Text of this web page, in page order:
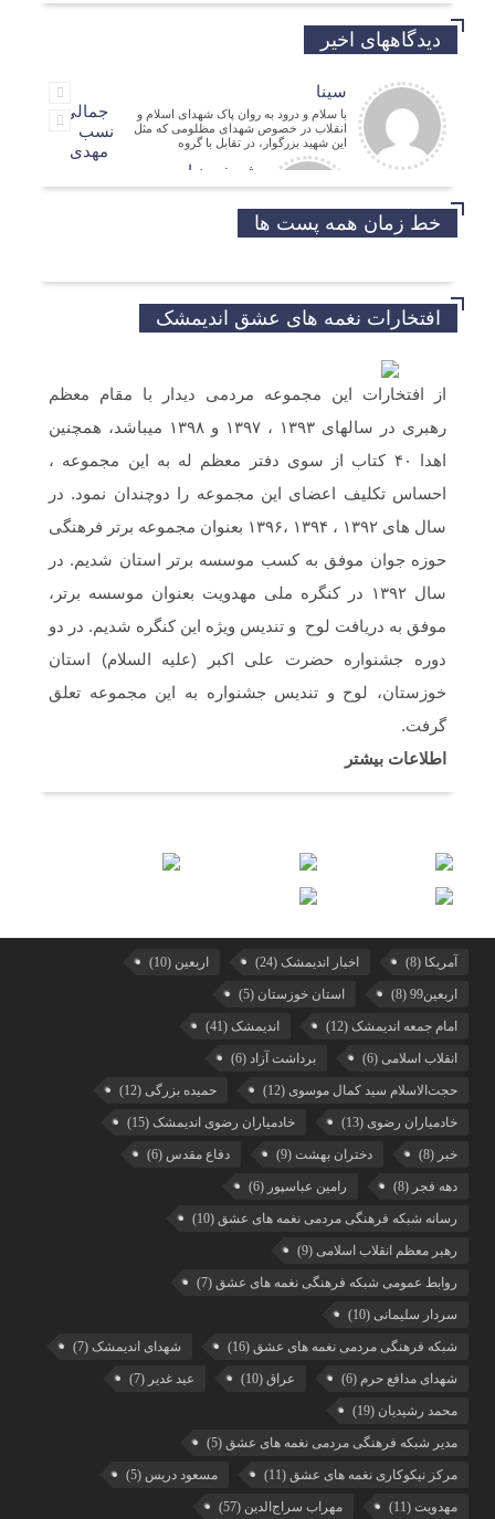
دیدگاههای اخیر
سینا
با سلام و درود به روان پاک شهدای اسلام و
انقلاب در خصوص شهدای مظلومی که مثل
این شهید بزرگوار، در تقابل با گروه
جمالی
نسب
مهدی
شریفی نیا
مدیر فرهنگی
سلام و ارادت. بله از طریق خط تلفن شما در
حسین
سلام خسته نباشین فایل صوتی بیکلام سرود
حجاب فاطمی رو می خواستم .(دختران
خط زمان همه پست ها
افتخارات نغمه های عشق اندیمشک
از افتخارات این مجموعه مردمی دیدار با مقام معظم
رهبری در سالهای ۱۳۹۳ ، ۱۳۹۷ و ۱۳۹۸ میباشد، همچنین
اهدا ۴۰ کتاب از سوی دفتر معظم له به این مجموعه ،
احساس تکلیف اعضای این مجموعه را دوچندان نمود. در
سال های ۱۳۹۲ ، ۱۳۹۴ ،۱۳۹۶ بعنوان مجموعه برتر فرهنگی
حوزه جوان موفق به کسب موسسه برتر استان شدیم. در
سال ۱۳۹۲ در کنگره ملی مهدویت بعنوان موسسه برتر،
موفق به دریافت لوح و تندیس ویژه این کنگره شدیم. در دو
دوره جشنواره حضرت علی اکبر (علیه السلام) استان
خوزستان، لوح و تندیس جشنواره به این مجموعه تعلق
گرفت.
اطلاعات بیشتر
آمریکا (8) اخبار اندیمشک (24) اربعین (10)
اربعین99 (8) استان خوزستان (5)
امام جمعه اندیمشک (12) اندیمشک (41)
انقلاب اسلامی (6) برداشت آزاد (6)
حجت‌الاسلام سید کمال موسوی (12) حمیده بزرگی (12)
خادمیاران رضوی (13) خادمیاران رضوی اندیمشک (15)
خبر (8) دختران بهشت (9) دفاع مقدس (6)
دهه فجر (8) رامین عباسپور (6)
رسانه شبکه فرهنگی مردمی نغمه های عشق (10)
رهبر معظم انقلاب اسلامی (9)
روابط عمومی شبکه فرهنگی نغمه های عشق (7)
سردار سلیمانی (10)
شبکه فرهنگی مردمی نغمه های عشق (16) شهدای اندیمشک (7)
شهدای مدافع حرم (6) عراق (10) عید غدیر (7)
محمد رشیدیان (19)
مدیر شبکه فرهنگی مردمی نغمه های عشق (5)
مرکز نیکوکاری نغمه های عشق (11) مسعود دریس (5)
مهدویت (11) مهراب سراج‌الدین (57)